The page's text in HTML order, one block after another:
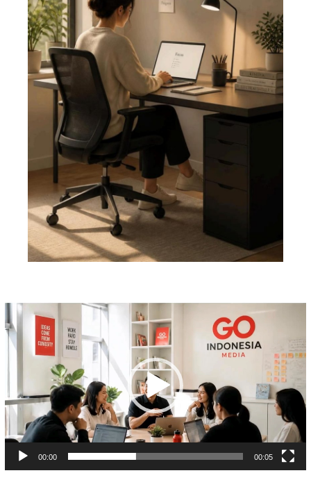
Pemutar
Video
00:00 00:05